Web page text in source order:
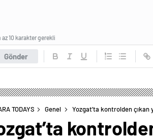
Gönder
az 10 karakter gerekli
TODAYS Genel Yozgat’ta kontrolden çıkan